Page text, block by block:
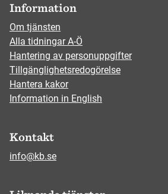
Information
Om tjänsten
Alla tidningar A-Ö
Hantering av personuppgifter
Tillgänglighetsredogörelse
Hantera kakor
Information in English
Kontakt
info@kb.se